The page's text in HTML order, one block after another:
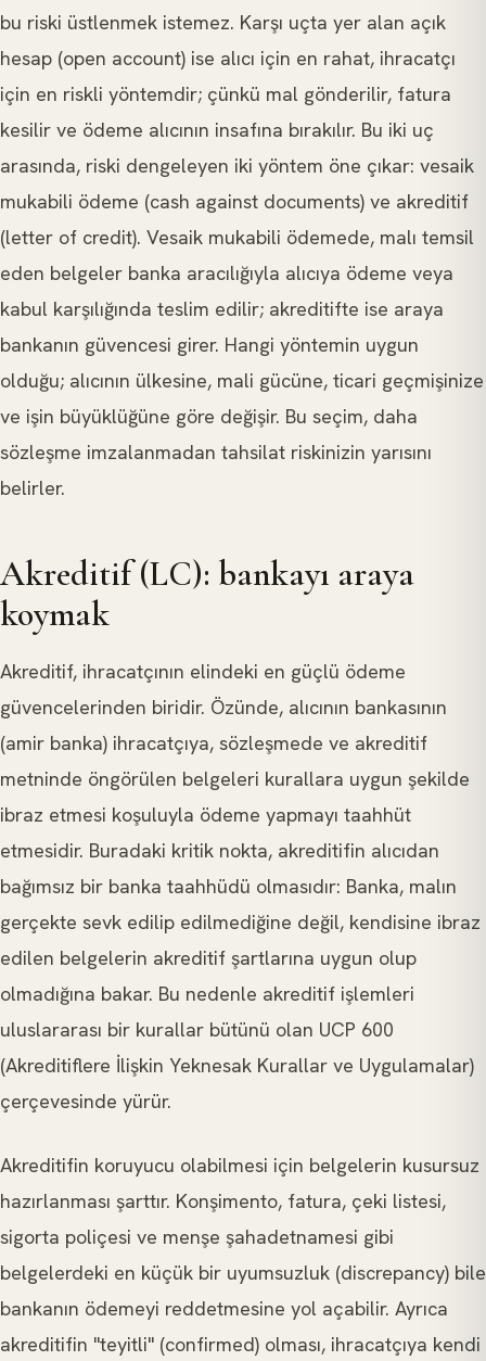
bu riski üstlenmek istemez. Karşı uçta yer alan açık
hesap (open account) ise alıcı için en rahat, ihracatçı
için en riskli yöntemdir; çünkü mal gönderilir, fatura
kesilir ve ödeme alıcının insafına bırakılır. Bu iki uç
arasında, riski dengeleyen iki yöntem öne çıkar: vesaik
mukabili ödeme (cash against documents) ve akreditif
(letter of credit). Vesaik mukabili ödemede, malı temsil
eden belgeler banka aracılığıyla alıcıya ödeme veya
kabul karşılığında teslim edilir; akreditifte ise araya
bankanın güvencesi girer. Hangi yöntemin uygun
olduğu; alıcının ülkesine, mali gücüne, ticari geçmişinize
ve işin büyüklüğüne göre değişir. Bu seçim, daha
sözleşme imzalanmadan tahsilat riskinizin yarısını
belirler.
Akreditif (LC): bankayı araya
koymak
Akreditif, ihracatçının elindeki en güçlü ödeme
güvencelerinden biridir. Özünde, alıcının bankasının
(amir banka) ihracatçıya, sözleşmede ve akreditif
metninde öngörülen belgeleri kurallara uygun şekilde
ibraz etmesi koşuluyla ödeme yapmayı taahhüt
etmesidir. Buradaki kritik nokta, akreditifin alıcıdan
bağımsız bir banka taahhüdü olmasıdır: Banka, malın
gerçekte sevk edilip edilmediğine değil, kendisine ibraz
edilen belgelerin akreditif şartlarına uygun olup
olmadığına bakar. Bu nedenle akreditif işlemleri
uluslararası bir kurallar bütünü olan UCP 600
(Akreditiflere İlişkin Yeknesak Kurallar ve Uygulamalar)
çerçevesinde yürür.
Akreditifin koruyucu olabilmesi için belgelerin kusursuz
hazırlanması şarttır. Konşimento, fatura, çeki listesi,
sigorta poliçesi ve menşe şahadetnamesi gibi
belgelerdeki en küçük bir uyumsuzluk (discrepancy) bile
bankanın ödemeyi reddetmesine yol açabilir. Ayrıca
akreditifin "teyitli" (confirmed) olması, ihracatçıya kendi